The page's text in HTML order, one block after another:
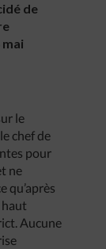
de
le
chef de
pour
ne
qu’après
Aucune